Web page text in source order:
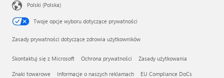
Polski (Polska)
Twoje opcje wyboru dotyczące prywatności
Zasady prywatności dotyczące zdrowia użytkowników
Skontaktuj się z Microsoft Ochrona prywatności Zasady użytkowania
Znaki towarowe Informacje o naszych reklamach EU Compliance DoCs